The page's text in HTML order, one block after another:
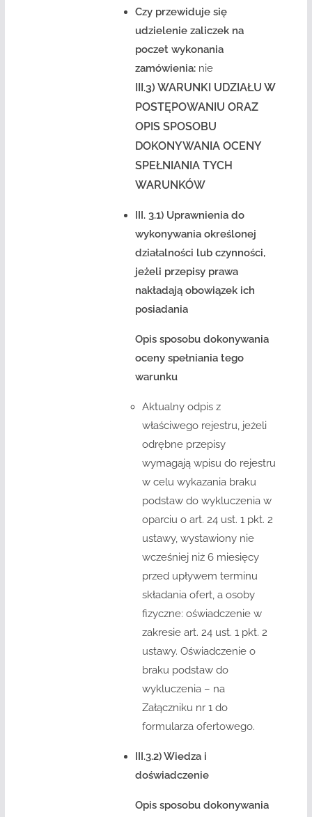
Czy przewiduje się
udzielenie zaliczek na
poczet wykonania
zamówienia:nie
III.3) WARUNKI UDZIAŁU W
POSTĘPOWANIU ORAZ
OPIS SPOSOBU
DOKONYWANIA OCENY
SPEŁNIANIA TYCH
WARUNKÓW
III. 3.1) Uprawnienia do
wykonywania określonej
działalności lub czynności,
jeżeli przepisy prawa
nakładają obowiązek ich
posiadania
Opis sposobu dokonywania
oceny spełniania tego
warunku
Aktualny odpis z
właściwego rejestru, jeżeli
odrębne przepisy
wymagają wpisu do rejestru
w celu wykazania braku
podstaw do wykluczenia w
oparciu o art. 24 ust. 1 pkt. 2
ustawy, wystawiony nie
wcześniej niż 6 miesięcy
przed upływem terminu
składania ofert, a osoby
fizyczne: oświadczenie w
zakresie art. 24 ust. 1 pkt. 2
ustawy. Oświadczenie o
braku podstaw do
wykluczenia – na
Załączniku nr 1 do
formularza ofertowego.
III.3.2) Wiedza i
doświadczenie
Opis sposobu dokonywania